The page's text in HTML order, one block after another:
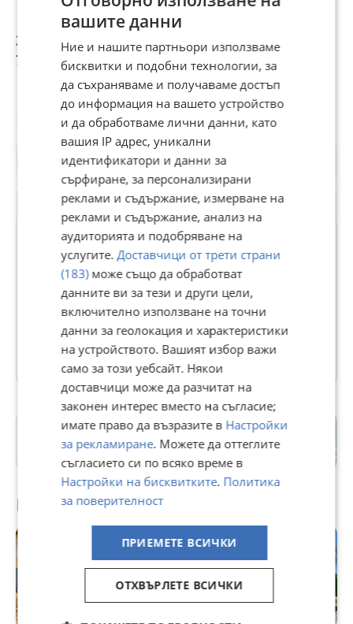
3 600 €
7 040,99 лв
Arion 630
41 926,67 €
82 001,44 лв
АРИОН 620
45 965,83 €
89 901,35 лв
Потребител
Тракторпартц ЕООД
В Bazar.BG от 04 февруари 2014г.
Последно активен 04 август в 01:12 ч.
32 Обяви
гр. Дулово
Силистра
Препоръчани за теб
вашите данни
Ние и нашите партньори използваме
бисквитки и подобни технологии, за
да съхраняваме и получаваме достъп
до информация на вашето устройство
и да обработваме лични данни, като
вашия IP адрес, уникални
идентификатори и данни за
сърфиране, за персонализирани
реклами и съдържание, измерване на
реклами и съдържание, анализ на
аудиторията и подобряване на
услугите.Доставчици от трети страни
(183)може също да обработват
данните ви за тези и други цели,
включително използване на точни
данни за геолокация и характеристики
на устройството. Вашият избор важи
само за този уебсайт. Някои
доставчици може да разчитат на
законен интерес вместо на съгласие;
имате право да възразите в Настройки
за рекламиране. Можете да оттеглите
съгласието си по всяко време в
Настройки на бисквитките. Политика
за поверителност
ПРИЕМЕТЕ ВСИЧКИ
ОТХВЪРЛЕТЕ ВСИЧКИ